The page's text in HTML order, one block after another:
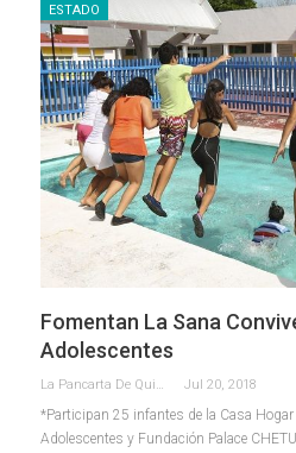
ESTADO
Fomentan La Sana
Adolescentes
La Pancarta De Quintana Roo Jul 20, 2018
*Participan 25 infantes de la Casa
Adolescentes y Fundación Palace